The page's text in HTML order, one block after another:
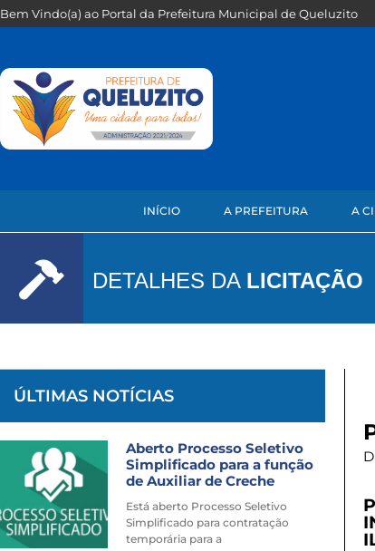
Bem Vindo(a) ao Portal da Prefeitura Municipal de Queluzito
INÍCIO A PREFEITURA A
DETALHES DA LICITAÇÃO
ÚLTIMAS NOTÍCIAS
Aberto Processo Seletivo
Simplificado para a função
de Auxiliar de Creche
Está aberto Processo Seletivo
Simplificado para contratação
temporária para a